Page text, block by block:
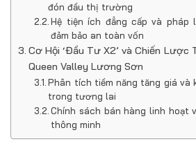
đón đầu thị trường
Hệ tiện ích đẳng cấp và pháp
đảm bảo an toàn vốn
Cơ Hội ‘Đầu Tư X2’ và Chiến Lược
Queen Valley Lương Sơn
Phân tích tiềm năng tăng giá và
trong tương lai
Chính sách bán hàng linh hoạt
thông minh